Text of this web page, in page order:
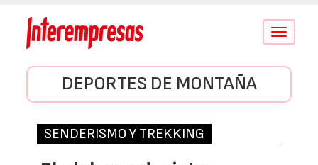
Conmutar
DEPORTES DE MONTAÑA
SENDERISMO Y TREKKING